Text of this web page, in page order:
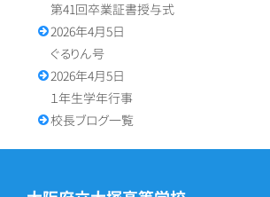
第41回卒業証書授与式
2026年4月5日
ぐるりん号
2026年4月5日
１年生学年行事
校長ブログ一覧